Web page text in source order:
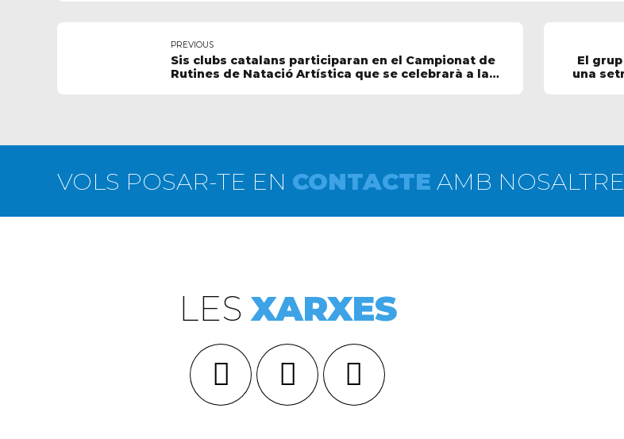
PREVIOUS
Sis clubs catalans participaran en el Campionat de
Rutines de Natació Artística que se celebrarà a la
El
una
VOLS POSAR-TE EN CONTACTE AMB
LESXARXES